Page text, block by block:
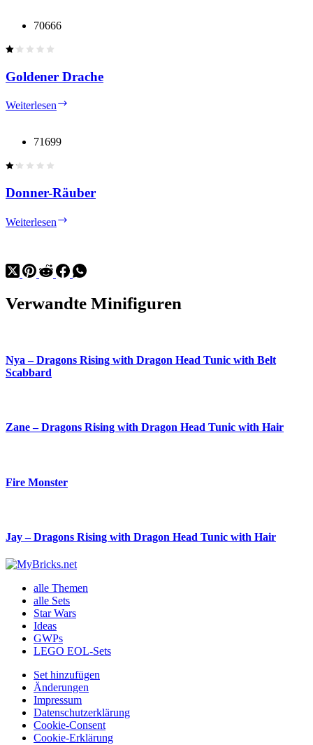
70666
Goldener Drache
Weiterlesen
71699
Donner-Räuber
Weiterlesen
Verwandte Minifiguren
Nya – Dragons Rising with Dragon Head Tunic with Belt
Scabbard
Zane – Dragons Rising with Dragon Head Tunic with Hair
Fire Monster
Jay – Dragons Rising with Dragon Head Tunic with Hair
alle Themen
alle Sets
Star Wars
Ideas
GWPs
LEGO EOL-Sets
Set hinzufügen
Änderungen
Impressum
Datenschutzerklärung
Cookie-Consent
Cookie-Erklärung